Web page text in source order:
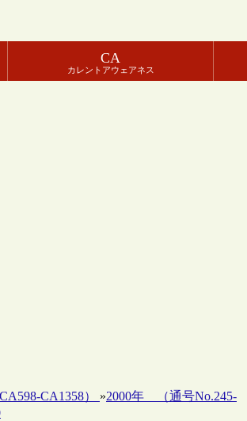
CA
カレントアウェアネス
CA1358） »2000年 （通号No.245-